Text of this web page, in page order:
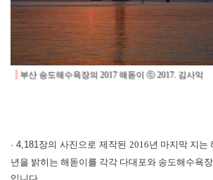
부산 송도해수욕장의 2017 해돋이 ⓒ 2017. 김사익
· 4,181장의 사진으로 제작된 2016년 마지막 지는
년을 밝히는 해돋이를 각각 다대포와 송도해수욕